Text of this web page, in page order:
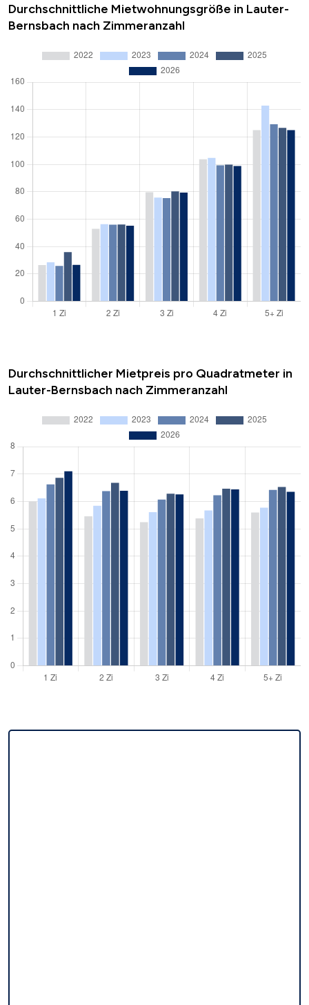
Durchschnittliche Mietwohnungsgröße in Lauter-
Bernsbach nach Zimmeranzahl
Durchschnittlicher Mietpreis pro Quadratmeter in
Lauter-Bernsbach nach Zimmeranzahl